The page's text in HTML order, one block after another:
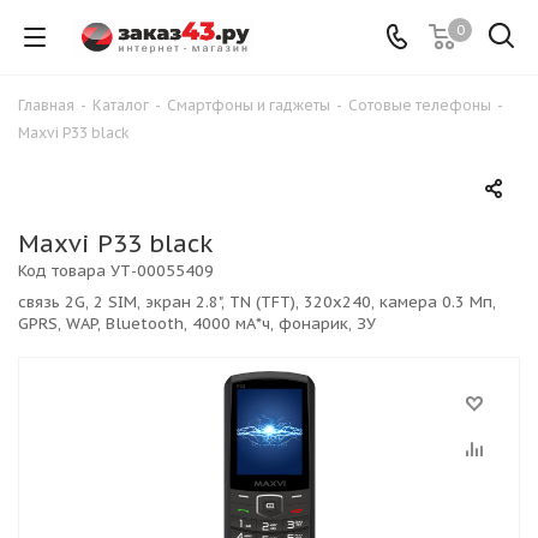
0
Главная - Каталог - Смартфоны и гаджеты - Сотовые телефоны -
Maxvi P33 black
Maxvi P33 black
связь 2G, 2 SIM, экран 2.8", TN (TFT), 320x240, камера 0.3 Мп,
GPRS, WAP, Bluetooth, 4000 мА*ч, фонарик, ЗУ
Код товара УТ-00055409